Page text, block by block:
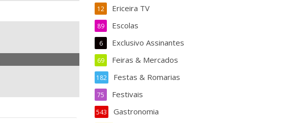
Ericeira TV
12
Escolas
89
Exclusivo Assinantes
6
Feiras & Mercados
69
Festas & Romarias
182
Festivais
75
Gastronomia
543